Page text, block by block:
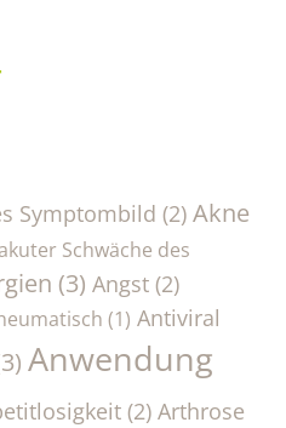
Symptombild (2) Akne
Schwäche des
(3) Angst (2)
(1) Antiviral
Anwendung
(2) Arthrose